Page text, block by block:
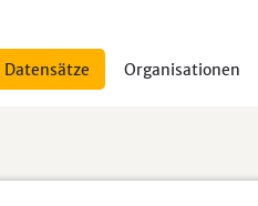
Datensätze Organisationen